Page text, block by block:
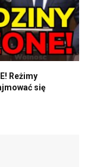
Reżimy
się